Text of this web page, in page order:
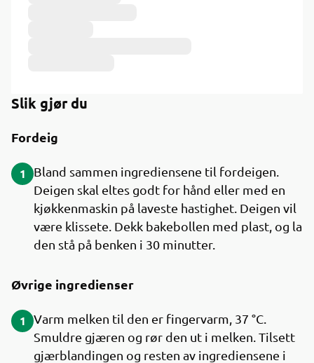
Slik gjør du
Fordeig
1
Bland sammen ingrediensene til fordeigen.
Deigen skal eltes godt for hånd eller med en
kjøkkenmaskin på laveste hastighet. Deigen vil
være klissete. Dekk bakebollen med plast, og la
den stå på benken i 30 minutter.
Øvrige ingredienser
1
Varm melken til den er fingervarm, 37 °C.
Smuldre gjæren og rør den ut i melken. Tilsett
gjærblandingen og resten av ingrediensene i